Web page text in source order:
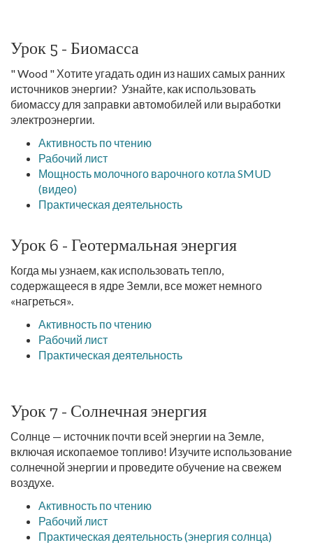
Урок 5 - Биомасса
" Wood " Хотите угадать один из наших самых ранних
источников энергии? Узнайте, как использовать
биомассу для заправки автомобилей или выработки
электроэнергии.
Активность по чтению
Рабочий лист
Мощность молочного варочного котла SMUD
(видео)
Практическая деятельность
Урок 6 - Геотермальная энергия
Когда мы узнаем, как использовать тепло,
содержащееся в ядре Земли, все может немного
«нагреться».
Активность по чтению
Рабочий лист
Практическая деятельность
Урок 7 - Солнечная энергия
Солнце — источник почти всей энергии на Земле,
включая ископаемое топливо! Изучите использование
солнечной энергии и проведите обучение на свежем
воздухе.
Активность по чтению
Рабочий лист
Практическая деятельность (энергия солнца)